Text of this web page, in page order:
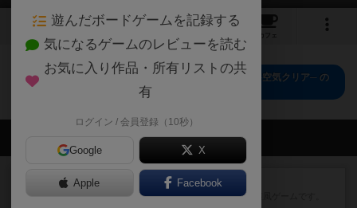
2 3
カフェ
たった今考えたプロポーズの言葉を君に捧ぐよ。 ─空気クリア─ の
トップに戻る
会員の新しい投稿
レビュー ジンラミー
トランプで遊べる2人対戦の麻雀風ゲームです。
遊んだボードゲームを記録する
気になるゲームのレビューを読む
お気に入り作品・所有リストの共
有
ログイン / 会員登録（10秒）
Google X
Apple Facebook